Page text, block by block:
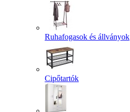
Ruhafogasok és állványok
Cipőtartók